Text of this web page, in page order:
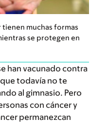
tienen muchas formas
se protegen en
han vacunado contra
todavía no te
al gimnasio. Pero
con cáncer y
permanezcan